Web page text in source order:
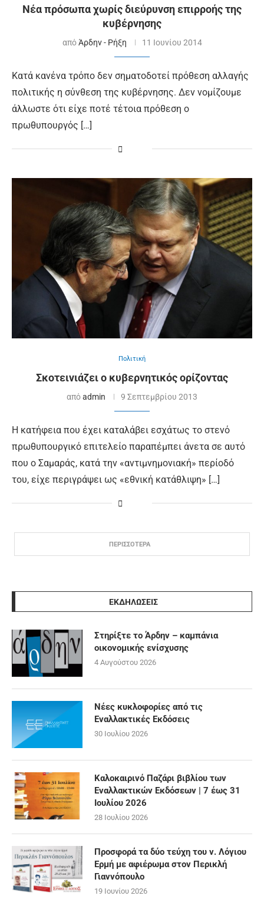
Νέα πρόσωπα χωρίς διεύρυνση επιρροής της
κυβέρνησης
απόΆρδην - Ρήξη 11 Ιουνίου 2014
Κατά κανένα τρόπο δεν σηματοδοτεί πρόθεση αλλαγής
πολιτικής η σύνθεση της κυβέρνησης. Δεν νομίζουμε
άλλωστε ότι είχε ποτέ τέτοια πρόθεση ο
πρωθυπουργός […]
Πολιτική
Σκοτεινιάζει ο κυβερνητικός ορίζοντας
απόadmin 9 Σεπτεμβρίου 2013
Η κατήφεια που έχει καταλάβει εσχάτως το στενό
πρωθυπουργικό επιτελείο παραπέμπει άνετα σε αυτό
που ο Σαμαράς, κατά την «αντιμνημονιακή» περίοδό
του, είχε περιγράψει ως «εθνική κατάθλιψη» […]
ΠΕΡΙΣΣΟΤΕΡΑ
ΕΚΔΗΛΩΣΕΙΣ
Στηρίξτε το Άρδην – καμπάνια
οικονομικής ενίσχυσης
4 Αυγούστου 2026
Νέες κυκλοφορίες από τις
Εναλλακτικές Εκδόσεις
30 Ιουλίου 2026
Καλοκαιρινό Παζάρι βιβλίου των
Εναλλακτικών Εκδόσεων | 7 έως 31
Ιουλίου 2026
28 Ιουλίου 2026
Προσφορά τα δύο τεύχη του ν. Λόγιου
Ερμή με αφιέρωμα στον Περικλή
Γιαννόπουλο
19 Ιουνίου 2026